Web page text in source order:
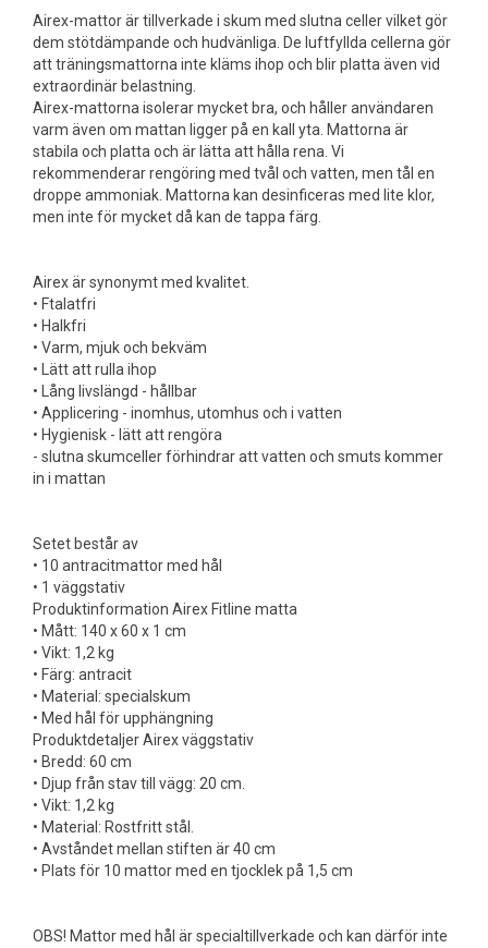
Airex-mattor är tillverkade i skum med slutna celler vilket gör
dem stötdämpande och hudvänliga. De luftfyllda cellerna gör
att träningsmattorna inte kläms ihop och blir platta även vid
extraordinär belastning.
Airex-mattorna isolerar mycket bra, och håller användaren
varm även om mattan ligger på en kall yta. Mattorna är
stabila och platta och är lätta att hålla rena. Vi
rekommenderar rengöring med tvål och vatten, men tål en
droppe ammoniak. Mattorna kan desinficeras med lite klor,
men inte för mycket då kan de tappa färg.
Airex är synonymt med kvalitet.
• Ftalatfri
• Halkfri
• Varm, mjuk och bekväm
• Lätt att rulla ihop
• Lång livslängd - hållbar
• Applicering - inomhus, utomhus och i vatten
• Hygienisk - lätt att rengöra
- slutna skumceller förhindrar att vatten och smuts kommer
in i mattan
Setet består av
• 10 antracitmattor med hål
• 1 väggstativ
Produktinformation Airex Fitline matta
• Mått: 140 x 60 x 1 cm
• Vikt: 1,2 kg
• Färg: antracit
• Material: specialskum
• Med hål för upphängning
Produktdetaljer Airex väggstativ
• Bredd: 60 cm
• Djup från stav till vägg: 20 cm.
• Vikt: 1,2 kg
• Material: Rostfritt stål.
• Avståndet mellan stiften är 40 cm
• Plats för 10 mattor med en tjocklek på 1,5 cm
OBS! Mattor med hål är specialtillverkade och kan därför inte